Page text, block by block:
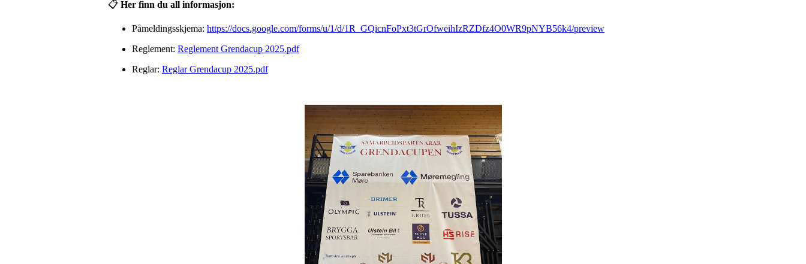
📋 Her finn du all informasjon:
Påmeldingsskjema: https://docs.google.com/forms/u/1/d/1R_GQicnFoPxt3tGrOfweihIzRZDfz4O0WR9pNYB56k4/preview
Reglement: Reglement Grendacup 2025.pdf
Reglar: Reglar Grendacup 2025.pdf